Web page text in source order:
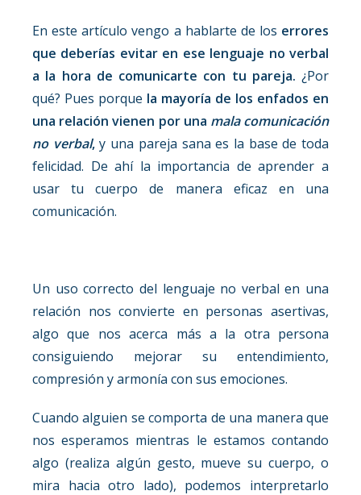
En este artículo vengo a hablarte de los errores
que deberías evitar en ese lenguaje no verbal
a la hora de comunicarte con tu pareja. ¿Por
qué? Pues porque la mayoría de los enfados en
una relación vienen por una mala comunicación
no verbal,y una pareja sana es la base de toda
felicidad. De ahí la importancia de aprender a
usar tu cuerpo de manera eficaz en una
comunicación.
Un uso correcto del lenguaje no verbal en una
relación nos convierte en personas asertivas,
algo que nos acerca más a la otra persona
consiguiendo mejorar su entendimiento,
compresión y armonía con sus emociones.
Cuando alguien se comporta de una manera que
nos esperamos mientras le estamos contando
algo (realiza algún gesto, mueve su cuerpo, o
mira hacia otro lado), podemos interpretarlo